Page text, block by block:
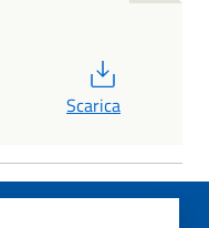
Scarica